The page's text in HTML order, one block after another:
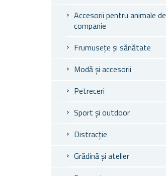
Accesorii pentru animale de
companie
Frumusețe și sănătate
Modă și accesorii
Petreceri
Sport și outdoor
Distracție
Grădină și atelier